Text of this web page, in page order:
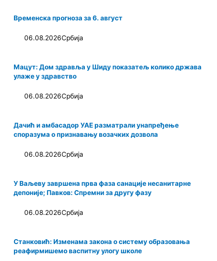
Временска прогноза за 6. август
06.08.2026Србија
Мацут: Дом здравља у Шиду показатељ колико држава
улаже у здравство
06.08.2026Србија
Дачић и амбасадор УАЕ разматрали унапређење
споразума о признавању возачких дозвола
06.08.2026Србија
У Ваљеву завршена прва фаза санације несанитарне
депоније; Павков: Спремни за другу фазу
06.08.2026Србија
Станковић: Изменама закона о систему образовања
реафирмишемо васпитну улогу школе